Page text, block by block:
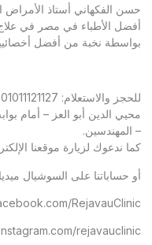
حسن الفكهاني أستاذ الأمراض
أفضل الأطباء في مصر في علاج
بواسطة نخبة من أفضل
– المهندسين.
كما ندعوك لزيارة موقعنا
أو حساباتنا على السوشيال
RejavauClinic/
rejavauclinic